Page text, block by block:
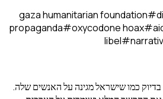
gaza humanitarian foundation#
propaganda#oxycodone hoax#
libel#
כמו שישראל מגינה על האנשים שלה.